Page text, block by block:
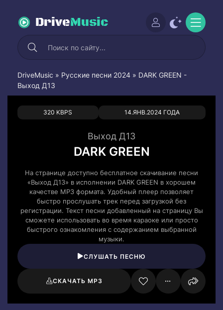
DriveMusic
DriveMusic » Русские песни 2024 » DARK GREEN -
Выход Д13
320 KBPS 14.ЯНВ.2024 ГОДА
0 0
Выход Д13
DARK GREEN
На странице доступно бесплатное скачивание песни
«Выход Д13» в исполнении DARK GREEN в хорошем
качестве MP3 формата. Удобный плеер позволяет
быстро прослушать трек перед загрузкой без
регистрации. Текст песни добавленный на страницу Вы
сможете использовать во время караоке или просто
быстрого ознакомления с содержанием выбранной
музыки.
СЛУШАТЬ ПЕСНЮ
СКАЧАТЬ MP3